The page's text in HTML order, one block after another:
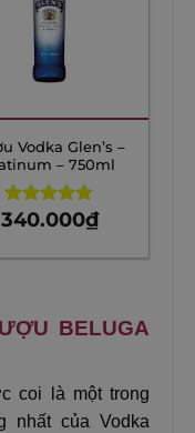
Vodka Glen’s –
– 750ml
Rated4.75
340.000₫
BELUGA
coi là một trong
nhất của Vodka